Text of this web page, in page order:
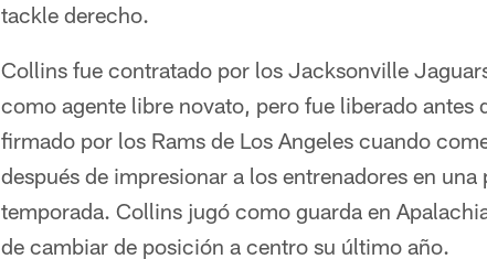
tackle derecho.
Collins fue contratado por los Jacksonville
como agente libre novato, pero fue liberado antes
firmado por los Rams de Los Angeles cuando
después de impresionar a los entrenadores en
temporada. Collins jugó como guarda en
de cambiar de posición a centro su último año.